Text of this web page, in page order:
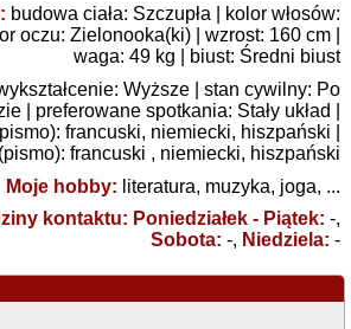
budowa ciała: Szczupła | kolor włosów:
oczu: Zielonooka(ki) | wzrost: 160 cm |
waga: 49 kg | biust: Średni biust
Wyższe | stan cywilny: Po
| preferowane spotkania: Stały układ
francuski, niemiecki, hiszpański |
francuski , niemiecki, hiszpański
Moje hobby: literatura, muzyka, joga, ...
kontaktu: Poniedziałek - Piątek: -,
Sobota: -, Niedziela: -